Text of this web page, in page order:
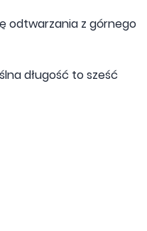
odtwarzania z górnego
długość to sześć